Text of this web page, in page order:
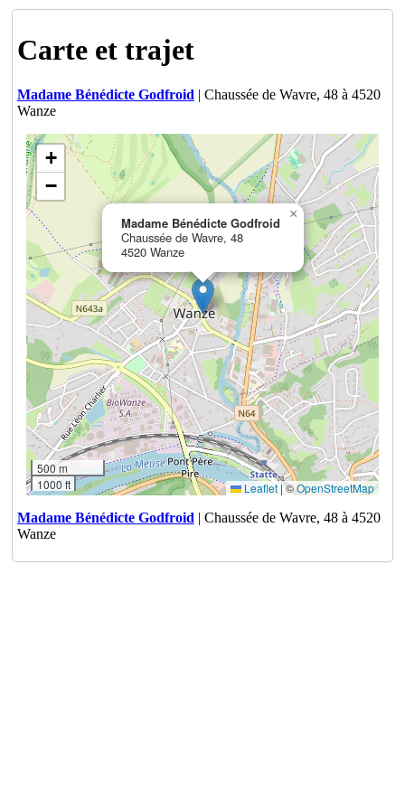
Carte et trajet
Madame Bénédicte Godfroid | Chaussée de Wavre, 48 à 4520
Wanze
Madame Bénédicte Godfroid
Chaussée de Wavre, 48
4520 Wanze
×
+
−
500 m
1000 ft
Leaflet|©OpenStreetMap
Madame Bénédicte Godfroid | Chaussée de Wavre, 48 à 4520
Wanze